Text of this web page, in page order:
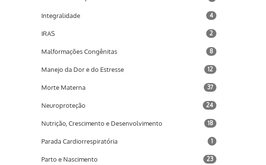
Integralidade 4
IRAS 2
Malformações Congênitas 8
Manejo da Dor e do Estresse 12
Morte Materna 37
Neuroproteção 24
Nutrição, Crescimento e Desenvolvimento 18
Parada Cardiorrespiratória 1
Parto e Nascimento 23